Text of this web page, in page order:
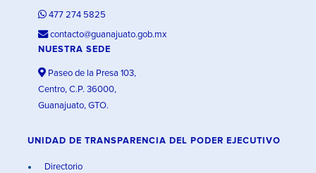
477 274 5825
contacto@guanajuato.gob.mx
NUESTRA SEDE
Paseo de la Presa 103,
Centro, C.P. 36000,
Guanajuato, GTO.
UNIDAD DE TRANSPARENCIA DEL PODER EJECUTIVO
Directorio